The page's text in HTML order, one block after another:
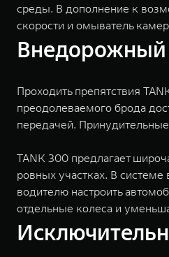
среды. В дополнение к
скорости и омыватель
Внедорожный
Проходить препятствия
преодолеваемого брода
передачей.
TANK 300 предлагает
ровных участках. В
водителю настроить
отдельные колеса и